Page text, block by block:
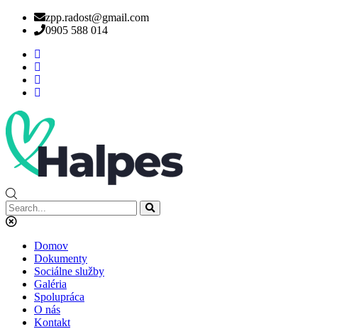
zpp.radost@gmail.com
0905 588 014
Domov
Dokumenty
Sociálne služby
Galéria
Spolupráca
O nás
Kontakt